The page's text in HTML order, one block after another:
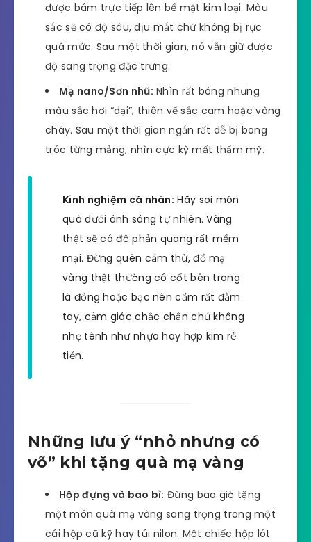
được bám trực tiếp lên bề mặt kim loại. Màu
sắc sẽ có độ sâu, dịu mắt chứ không bị rực
quá mức. Sau một thời gian, nó vẫn giữ được
độ sang trọng đặc trưng.
Mạ nano/Sơn nhũ: Nhìn rất bóng nhưng
màu sắc hơi “dại”, thiên về sắc cam hoặc vàng
cháy. Sau một thời gian ngắn rất dễ bị bong
tróc từng mảng, nhìn cực kỳ mất thẩm mỹ.
Kinh nghiệm cá nhân: Hãy soi món
quà dưới ánh sáng tự nhiên. Vàng
thật sẽ có độ phản quang rất mềm
mại. Đừng quên cầm thử, đồ mạ
vàng thật thường có cốt bên trong
là đồng hoặc bạc nên cầm rất đằm
tay, cảm giác chắc chắn chứ không
nhẹ tênh như nhựa hay hợp kim rẻ
tiền.
Những lưu ý “nhỏ nhưng có
võ” khi tặng quà mạ vàng
Hộp đựng và bao bì: Đừng bao giờ tặng
một món quà mạ vàng sang trọng trong một
cái hộp cũ kỹ hay túi nilon. Một chiếc hộp lót